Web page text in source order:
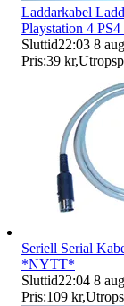
Laddarkabel
Playstation 4
Sluttid22:03 8
Pris:39 kr,
Seriell Serial
*NYTT*
Sluttid22:04 8
Pris:109 kr,